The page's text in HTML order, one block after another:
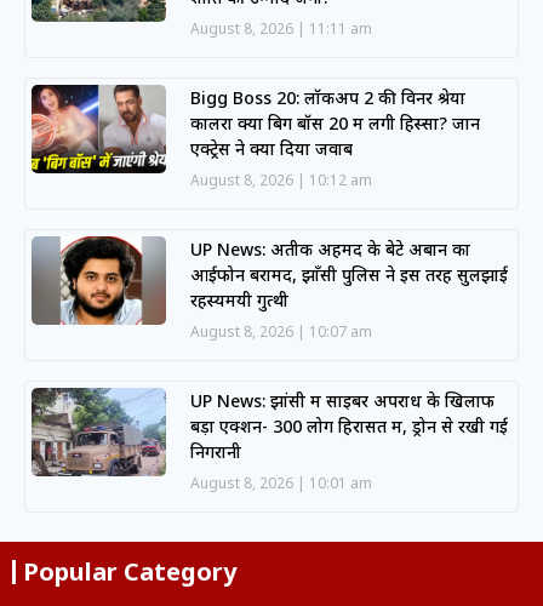
August 8, 2026 11:11 am
Bigg Boss 20: लॉकअप 2 की विनर श्रेया
कालरा क्या बिग बॉस 20 में लेंगी हिस्सा? जानें
एक्ट्रेस ने क्या दिया जवाब
August 8, 2026 10:12 am
UP News: अतीक अहमद के बेटे अबान का
आईफोन बरामद, झाँसी पुलिस ने इस तरह सुलझाई
रहस्यमयी गुत्थी
August 8, 2026 10:07 am
UP News: झांसी में साइबर अपराध के खिलाफ
बड़ा एक्शन- 300 लोग हिरासत में, ड्रोन से रखी गई
निगरानी
August 8, 2026 10:01 am
Popular Category